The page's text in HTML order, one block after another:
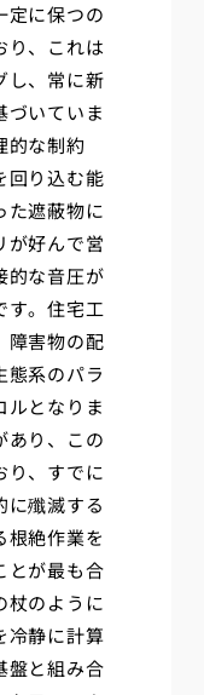
定に保つの
り、これは
し、常に新
づいていま
的な制約
回り込む能
た遮蔽物に
が好んで営
的な音圧が
す。住宅工
障害物の配
態系のパラ
ルとなりま
あり、この
り、すでに
に殲滅する
根絶作業を
とが最も合
杖のように
冷静に計算
盤と組み合